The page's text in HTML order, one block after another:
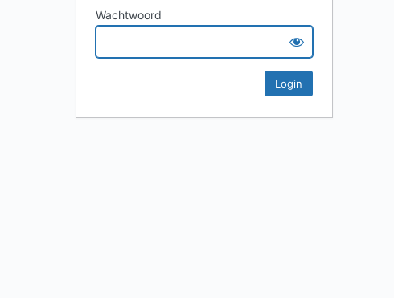
Wachtwoord